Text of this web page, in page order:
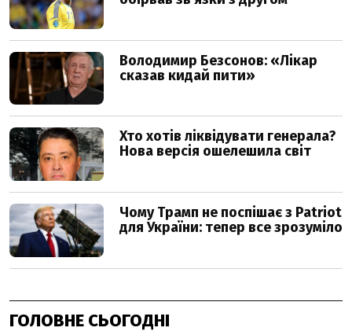
ГОЛОВНЕ СЬОГОДНІ